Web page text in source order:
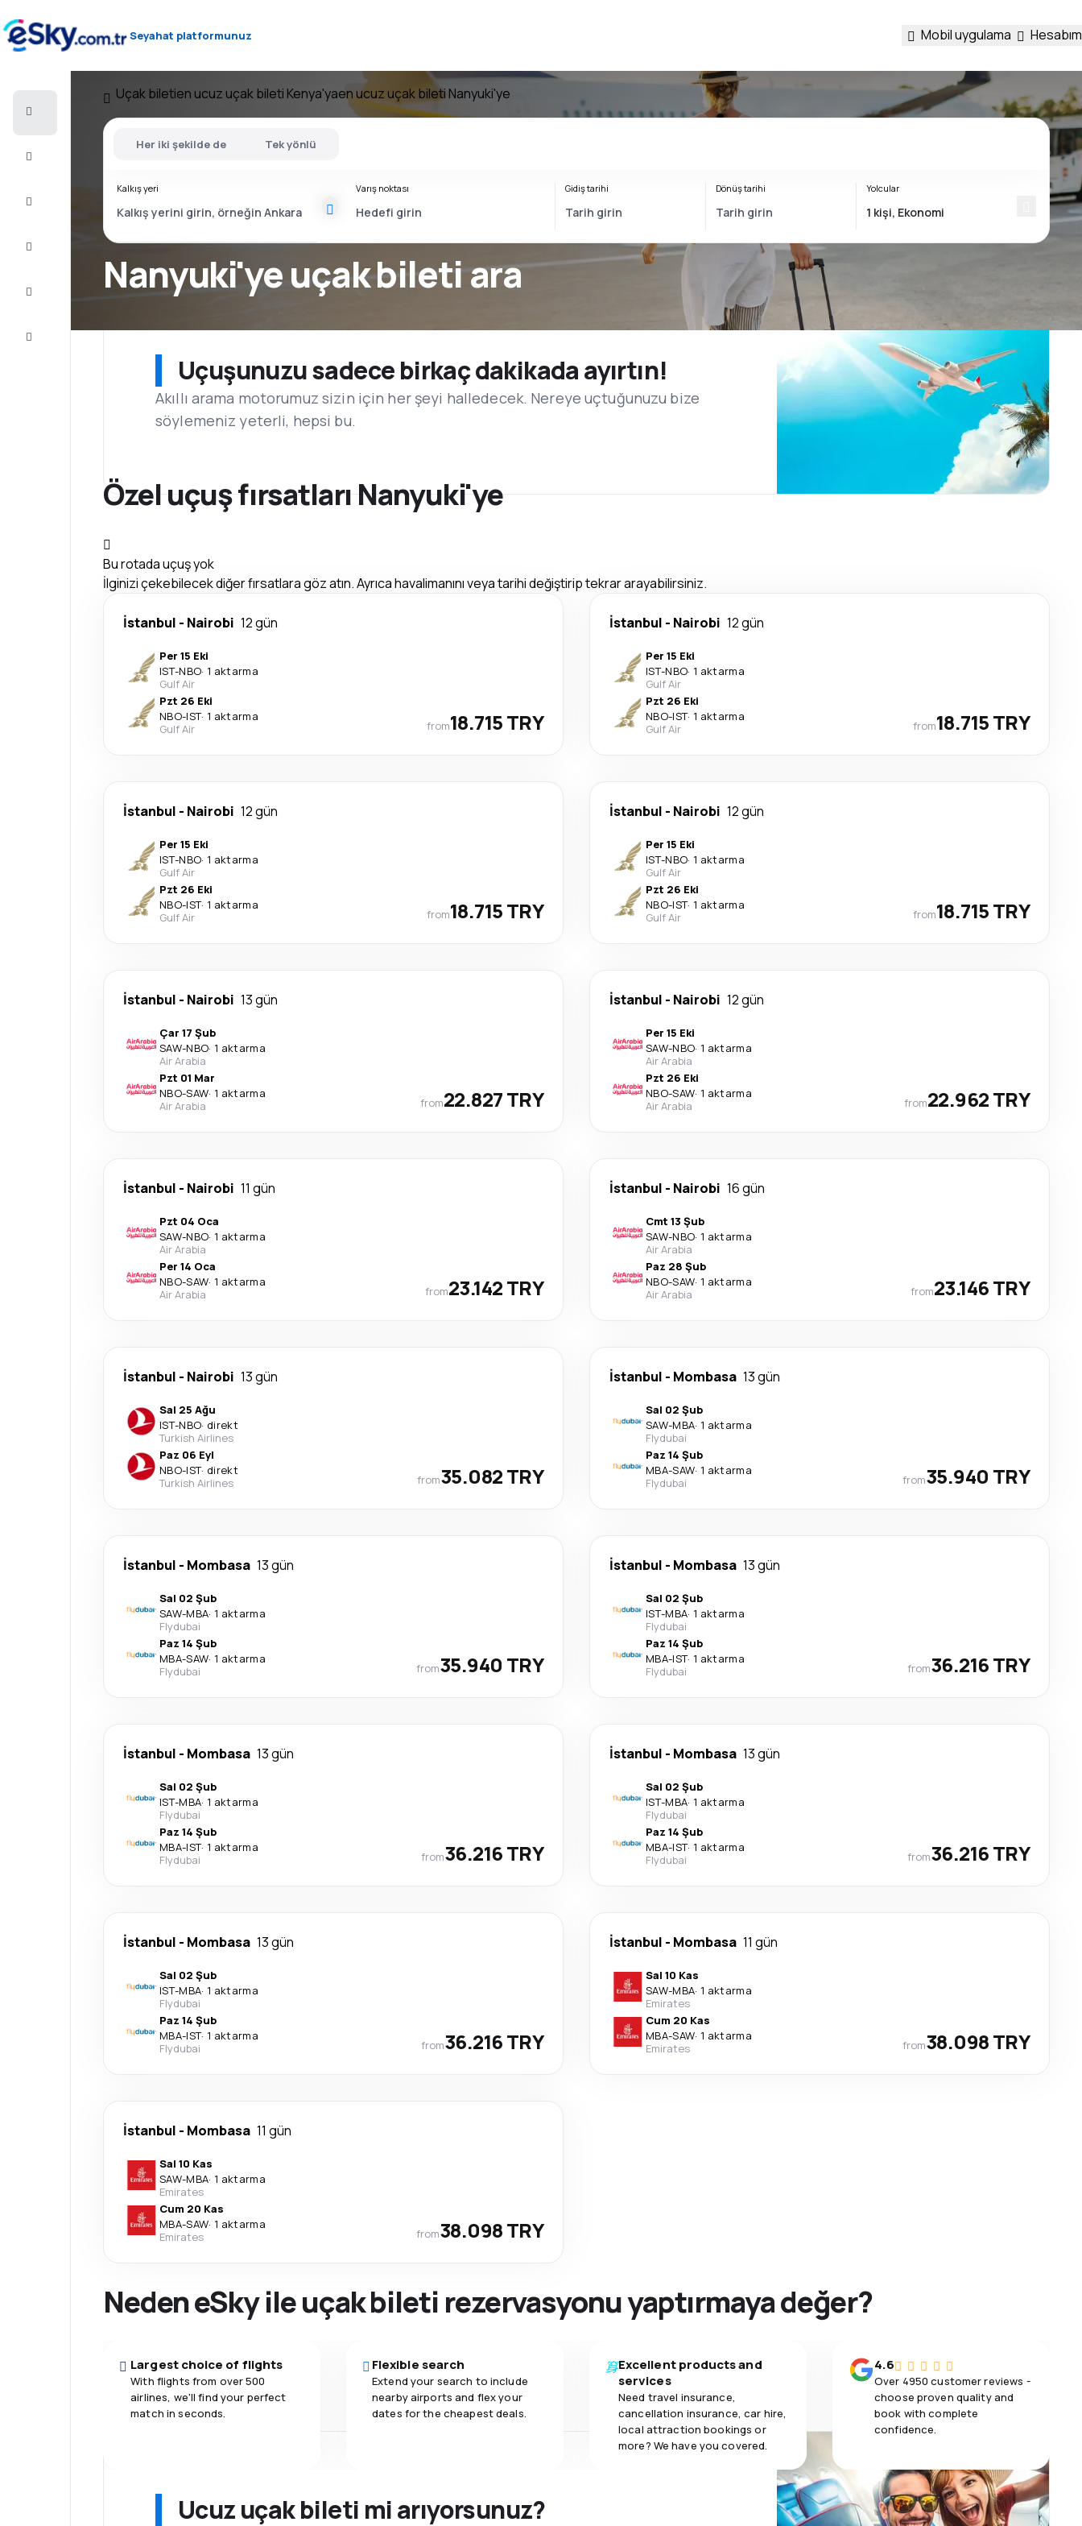
Seyahat platformunuz Mobil uygulama Hesabım
Müşteri
Uçak biletien ucuz uçak bileti Kenya'yaen ucuz uçak bileti Nanyuki'ye
Nanyuki'ye uçak bileti ara
Her iki şekilde de Tek yönlü
Kalkış yeri Varış noktası Gidiş tarihi Dönüş tarihi Yolcular
Uçuşunuzu sadece birkaç dakikada ayırtın!
Akıllı arama motorumuz sizin için her şeyi halledecek. Nereye uçtuğunuzu bize
söylemeniz yeterli, hepsi bu.
Özel uçuş fırsatları Nanyuki'ye
Bu rotada uçuş yok
İlginizi çekebilecek diğer fırsatlara göz atın. Ayrıca havalimanını veya tarihi değiştirip tekrar arayabilirsiniz.
İstanbul - Nairobi 12 gün
Per 15 Eki
IST-NBO· 1 aktarma
Gulf Air
Pzt 26 Eki
NBO-IST· 1 aktarma
Gulf Air
from18.715 TRY
İstanbul - Nairobi 12 gün
Per 15 Eki
IST-NBO· 1 aktarma
Gulf Air
Pzt 26 Eki
NBO-IST· 1 aktarma
Gulf Air
from18.715 TRY
İstanbul - Nairobi 12 gün
Per 15 Eki
IST-NBO· 1 aktarma
Gulf Air
Pzt 26 Eki
NBO-IST· 1 aktarma
Gulf Air
from18.715 TRY
İstanbul - Nairobi 12 gün
Per 15 Eki
IST-NBO· 1 aktarma
Gulf Air
Pzt 26 Eki
NBO-IST· 1 aktarma
Gulf Air
from18.715 TRY
İstanbul - Nairobi 13 gün
Çar 17 Şub
SAW-NBO· 1 aktarma
Air Arabia
Pzt 01 Mar
NBO-SAW· 1 aktarma
Air Arabia
from22.827 TRY
İstanbul - Nairobi 12 gün
Per 15 Eki
SAW-NBO· 1 aktarma
Air Arabia
Pzt 26 Eki
NBO-SAW· 1 aktarma
Air Arabia
from22.962 TRY
İstanbul - Nairobi 11 gün
Pzt 04 Oca
SAW-NBO· 1 aktarma
Air Arabia
Per 14 Oca
NBO-SAW· 1 aktarma
Air Arabia
from23.142 TRY
İstanbul - Nairobi 16 gün
Cmt 13 Şub
SAW-NBO· 1 aktarma
Air Arabia
Paz 28 Şub
NBO-SAW· 1 aktarma
Air Arabia
from23.146 TRY
İstanbul - Nairobi 13 gün
Sal 25 Ağu
IST-NBO· direkt
Turkish Airlines
Paz 06 Eyl
NBO-IST· direkt
Turkish Airlines
from35.082 TRY
İstanbul - Mombasa 13 gün
Sal 02 Şub
SAW-MBA· 1 aktarma
Flydubai
Paz 14 Şub
MBA-SAW· 1 aktarma
Flydubai
from35.940 TRY
İstanbul - Mombasa 13 gün
Sal 02 Şub
SAW-MBA· 1 aktarma
Flydubai
Paz 14 Şub
MBA-SAW· 1 aktarma
Flydubai
from35.940 TRY
İstanbul - Mombasa 13 gün
Sal 02 Şub
IST-MBA· 1 aktarma
Flydubai
Paz 14 Şub
MBA-IST· 1 aktarma
Flydubai
from36.216 TRY
İstanbul - Mombasa 13 gün
Sal 02 Şub
IST-MBA· 1 aktarma
Flydubai
Paz 14 Şub
MBA-IST· 1 aktarma
Flydubai
from36.216 TRY
İstanbul - Mombasa 13 gün
Sal 02 Şub
IST-MBA· 1 aktarma
Flydubai
Paz 14 Şub
MBA-IST· 1 aktarma
Flydubai
from36.216 TRY
İstanbul - Mombasa 13 gün
Sal 02 Şub
IST-MBA· 1 aktarma
Flydubai
Paz 14 Şub
MBA-IST· 1 aktarma
Flydubai
from36.216 TRY
İstanbul - Mombasa 11 gün
Sal 10 Kas
SAW-MBA· 1 aktarma
Emirates
Cum 20 Kas
MBA-SAW· 1 aktarma
Emirates
from38.098 TRY
İstanbul - Mombasa 11 gün
Sal 10 Kas
SAW-MBA· 1 aktarma
Emirates
Cum 20 Kas
MBA-SAW· 1 aktarma
Emirates
from38.098 TRY
Neden eSky ile uçak bileti rezervasyonu yaptırmaya değer?
Largest choice of flights
With flights from over 500
airlines, we'll find your perfect
match in seconds.
Flexible search
Extend your search to include
nearby airports and flex your
dates for the cheapest deals.
Excellent products and
services
Need travel insurance,
cancellation insurance, car hire,
local attraction bookings or
more? We have you covered.
4.6
Over 4950 customer reviews -
choose proven quality and
book with complete
confidence.
Ucuz uçak bileti mi arıyorsunuz?